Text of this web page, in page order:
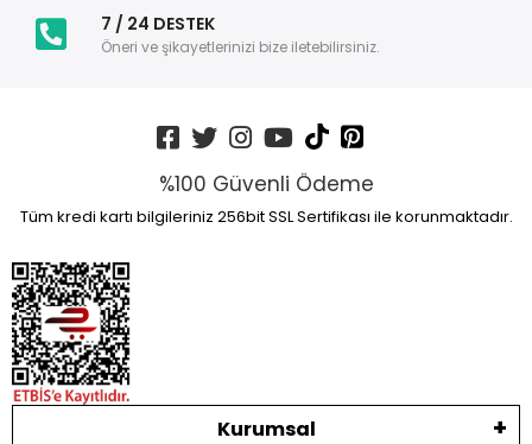
7 / 24 DESTEK
Öneri ve şikayetlerinizi bize iletebilirsiniz.
%100 Güvenli Ödeme
Tüm kredi kartı bilgileriniz 256bit SSL Sertifikası ile korunmaktadır.
Kurumsal